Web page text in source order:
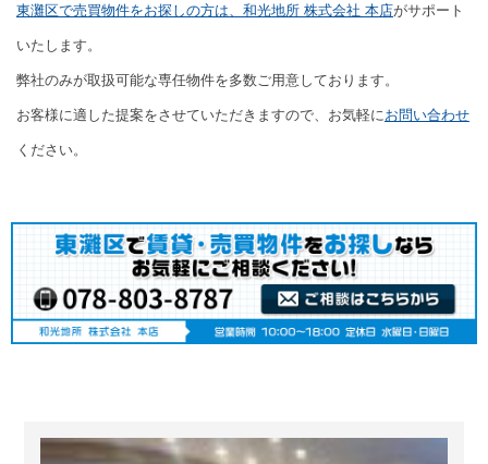
東灘区で売買物件をお探しの方は、和光地所 株式会社 本店がサポート
いたします。
弊社のみが取扱可能な専任物件を多数ご用意しております。
お客様に適した提案をさせていただきますので、お気軽にお問い合わせ
ください。